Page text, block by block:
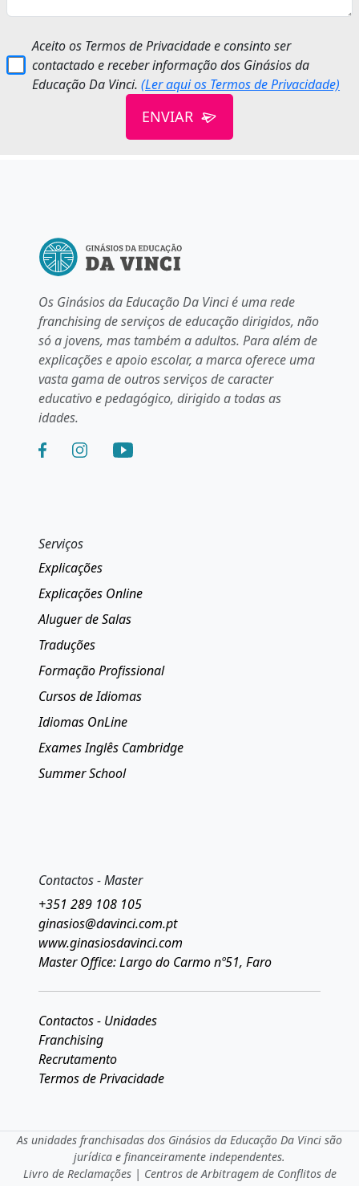
Aceito os Termos de Privacidade e consinto ser
contactado e receber informação dos Ginásios da
Educação Da Vinci.(Ler aqui os Termos de Privacidade)
ENVIAR
Os Ginásios da Educação Da Vinci é uma rede
franchising de serviços de educação dirigidos, não
só a jovens, mas também a adultos. Para além de
explicações e apoio escolar, a marca oferece uma
vasta gama de outros serviços de caracter
educativo e pedagógico, dirigido a todas as
idades.
Serviços
Explicações
Explicações Online
Aluguer de Salas
Traduções
Formação Profissional
Cursos de Idiomas
Idiomas OnLine
Exames Inglês Cambridge
Summer School
Contactos - Master
+351 289 108 105
ginasios@davinci.com.pt
www.ginasiosdavinci.com
Master Office: Largo do Carmo nº51, Faro
Contactos - Unidades
Franchising
Recrutamento
Termos de Privacidade
As unidades franchisadas dos Ginásios da Educação Da Vinci são
jurídica e financeiramente independentes.
Livro de Reclamações| Centros de Arbitragem de Conflitos de